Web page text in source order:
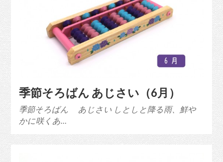
季節そろばん あじさい（6月）
季節そろばん あじさい しとしと降る雨、鮮や
かに咲くあ…